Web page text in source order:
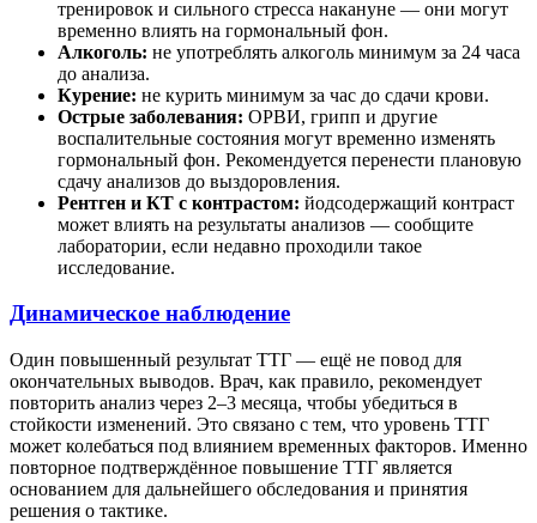
тренировок и сильного стресса накануне — они могут
временно влиять на гормональный фон.
Алкоголь: не употреблять алкоголь минимум за 24 часа
до анализа.
Курение: не курить минимум за час до сдачи крови.
Острые заболевания: ОРВИ, грипп и другие
воспалительные состояния могут временно изменять
гормональный фон. Рекомендуется перенести плановую
сдачу анализов до выздоровления.
Рентген и КТ с контрастом: йодсодержащий контраст
может влиять на результаты анализов — сообщите
лаборатории, если недавно проходили такое
исследование.
Динамическое наблюдение
Один повышенный результат ТТГ — ещё не повод для
окончательных выводов. Врач, как правило, рекомендует
повторить анализ через 2–3 месяца, чтобы убедиться в
стойкости изменений. Это связано с тем, что уровень ТТГ
может колебаться под влиянием временных факторов. Именно
повторное подтверждённое повышение ТТГ является
основанием для дальнейшего обследования и принятия
решения о тактике.